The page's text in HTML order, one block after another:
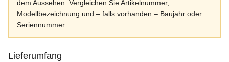
dem Aussehen. Vergleichen Sie Artikelnummer,
Modellbezeichnung und – falls vorhanden – Baujahr oder
Seriennummer.
Lieferumfang